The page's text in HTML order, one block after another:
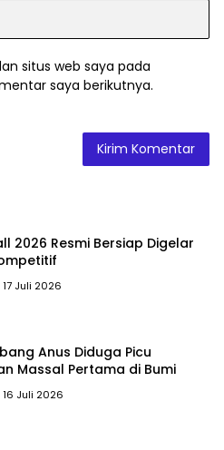
situs web saya pada
saya berikutnya.
2026 Resmi Bersiap Digelar
17 Juli 2026
Anus Diduga Picu
Massal Pertama di Bumi
16 Juli 2026